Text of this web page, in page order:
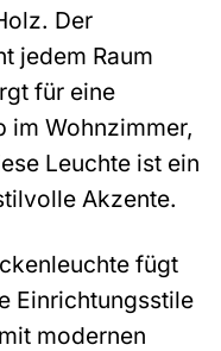
Der
jedem Raum
für eine
im Wohnzimmer,
Leuchte ist ein
Akzente.
fügt
Einrichtungsstile
modernen